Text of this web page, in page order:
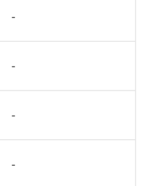
-
-
-
-